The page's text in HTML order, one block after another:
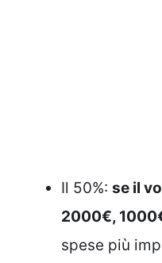
Il 50%: se il
2000€,
spese più